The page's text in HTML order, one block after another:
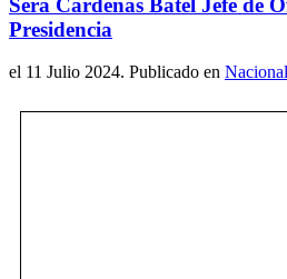
Presidencia
el 11 Julio 2024. Publicado en Nacional